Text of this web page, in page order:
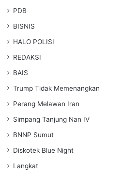
PDB
BISNIS
HALO POLISI
REDAKSI
BAIS
Trump Tidak Memenangkan
Perang Melawan Iran
Simpang Tanjung Nan IV
BNNP Sumut
Diskotek Blue Night
Langkat